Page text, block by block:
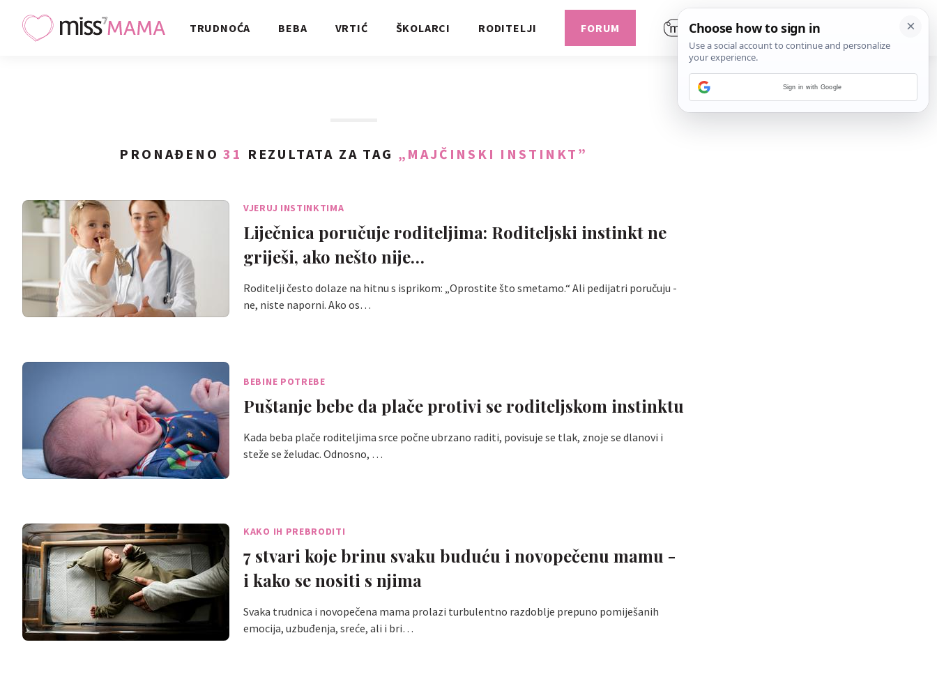
TRUDNOĆA BEBA VRTIĆ ŠKOLARCI RODITELJI FORUM
PRONAĐENO31 REZULTATA ZA TAG „MAJČINSKI INSTINKT”
VJERUJ INSTINKTIMA
Liječnica poručuje roditeljima: Roditeljski instinkt ne
griješi, ako nešto nije…
Roditelji često dolaze na hitnu s isprikom: „Oprostite što smetamo.“ Ali pedijatri poručuju -
ne, niste naporni. Ako os…
BEBINE POTREBE
Puštanje bebe da plače protivi se roditeljskom instinktu
Kada beba plače roditeljima srce počne ubrzano raditi, povisuje se tlak, znoje se dlanovi i
steže se želudac. Odnosno, …
KAKO IH PREBRODITI
7 stvari koje brinu svaku buduću i novopečenu mamu -
i kako se nositi s njima
Svaka trudnica i novopečena mama prolazi turbulentno razdoblje prepuno pomiješanih
emocija, uzbuđenja, sreće, ali i bri…
Sign in with Google